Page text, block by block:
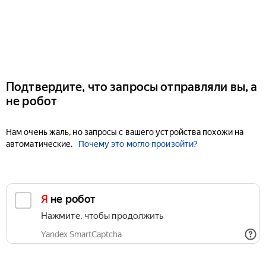
Подтвердите, что запросы отправляли вы, а
не робот
Нам очень жаль, но запросы с вашего устройства похожи на
автоматические.
Почему это могло произойти?
Я не робот
Нажмите, чтобы продолжить
Yandex SmartCaptcha